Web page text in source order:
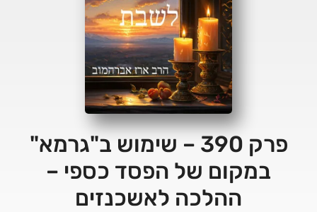
פרק 390 – שימוש ב"גרמא"
במקום של הפסד כספי –
ההלכה לאשכנזים